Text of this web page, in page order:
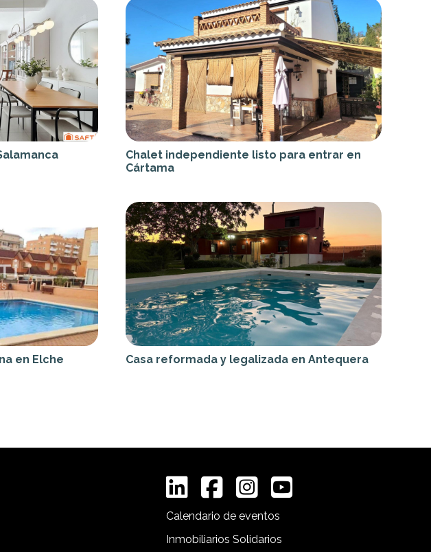
Chalet independiente listo para entrar en
Cártama
en Elche Casa reformada y legalizada en Antequera
Calendario de eventos
Inmobiliarios Solidarios